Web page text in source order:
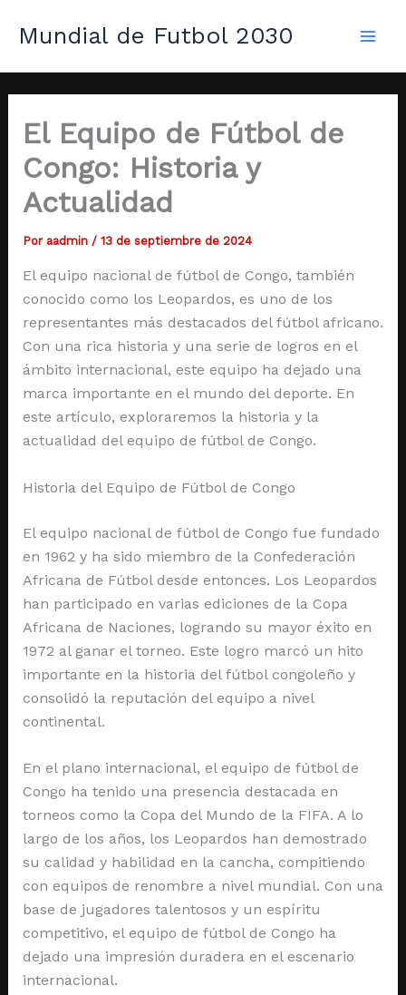
Mundial de Futbol 2030
El Equipo de Fútbol de
Congo: Historia y
Actualidad
Por aadmin / 13 de septiembre de 2024
El equipo nacional de fútbol de Congo, también
conocido como los Leopardos, es uno de los
representantes más destacados del fútbol africano.
Con una rica historia y una serie de logros en el
ámbito internacional, este equipo ha dejado una
marca importante en el mundo del deporte. En
este artículo, exploraremos la historia y la
actualidad del equipo de fútbol de Congo.
Historia del Equipo de Fútbol de Congo
El equipo nacional de fútbol de Congo fue fundado
en 1962 y ha sido miembro de la Confederación
Africana de Fútbol desde entonces. Los Leopardos
han participado en varias ediciones de la Copa
Africana de Naciones, logrando su mayor éxito en
1972 al ganar el torneo. Este logro marcó un hito
importante en la historia del fútbol congoleño y
consolidó la reputación del equipo a nivel
continental.
En el plano internacional, el equipo de fútbol de
Congo ha tenido una presencia destacada en
torneos como la Copa del Mundo de la FIFA. A lo
largo de los años, los Leopardos han demostrado
su calidad y habilidad en la cancha, compitiendo
con equipos de renombre a nivel mundial. Con una
base de jugadores talentosos y un espíritu
competitivo, el equipo de fútbol de Congo ha
dejado una impresión duradera en el escenario
internacional.